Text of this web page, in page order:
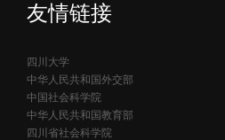
友情链接
四川大学
中华人民共和国外交部
中国社会科学院
中华人民共和国教育部
四川省社会科学院